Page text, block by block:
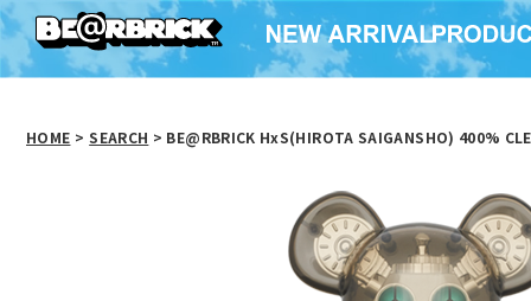
HOME > SEARCH > BE@RBRICK HxS(HIROTA SAIGANSHO) 400%